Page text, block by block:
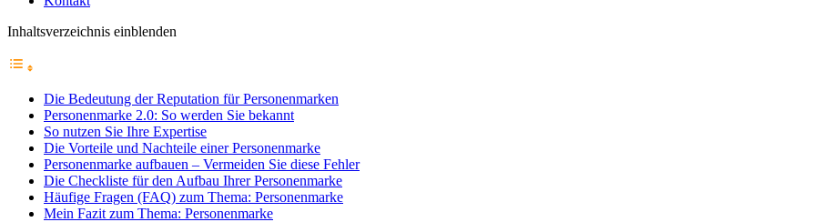
Inhaltsverzeichnis einblenden
Die Bedeutung der Reputation für Personenmarken
Personenmarke 2.0: So werden Sie bekannt
So nutzen Sie Ihre Expertise
Die Vorteile und Nachteile einer Personenmarke
Personenmarke aufbauen – Vermeiden Sie diese Fehler
Die Checkliste für den Aufbau Ihrer Personenmarke
Häufige Fragen (FAQ) zum Thema: Personenmarke
Mein Fazit zum Thema: Personenmarke